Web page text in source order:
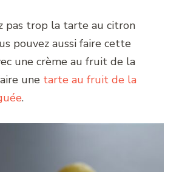
pas trop la tarte au citron
pouvez aussi faire cette
une crème au fruit de la
une tarte au fruit de la
.